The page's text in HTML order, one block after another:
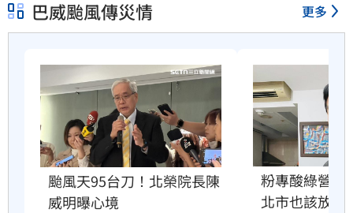
巴威颱風傳災情 更多
颱風天95台刀！北榮院長陳
威明曝心境
粉專酸綠營颱
北市也該放4天